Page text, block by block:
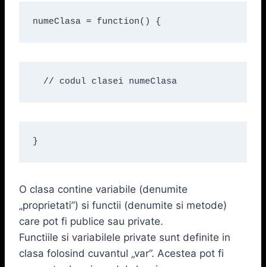
numeClasa = function() {
// codul clasei numeClasa
}
O clasa contine variabile (denumite
„proprietati”) si functii (denumite si metode)
care pot fi publice sau private.
Functiile si variabilele private sunt definite in
clasa folosind cuvantul „var”. Acestea pot fi